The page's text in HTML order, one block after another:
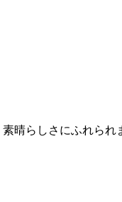
晴らしさにふれられ